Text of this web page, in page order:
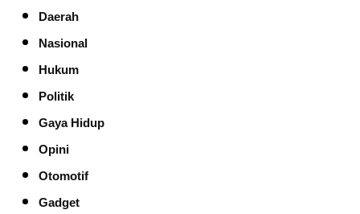
Daerah
Nasional
Hukum
Politik
Gaya Hidup
Opini
Otomotif
Gadget